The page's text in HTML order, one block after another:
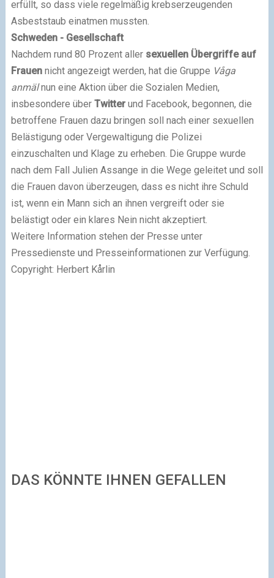
erfüllt, so dass viele regelmäßig krebserzeugenden
Asbeststaub einatmen mussten.
Schweden - Gesellschaft
Nachdem rund 80 Prozent aller sexuellen Übergriffe auf
Frauennicht angezeigt werden, hat die Gruppe Våga
anmälnun eine Aktion über die Sozialen Medien,
insbesondere über Twitterund Facebook, begonnen, die
betroffene Frauen dazu bringen soll nach einer sexuellen
Belästigung oder Vergewaltigung die Polizei
einzuschalten und Klage zu erheben. Die Gruppe wurde
nach dem Fall Julien Assange in die Wege geleitet und soll
die Frauen davon überzeugen, dass es nicht ihre Schuld
ist, wenn ein Mann sich an ihnen vergreift oder sie
belästigt oder ein klares Nein nicht akzeptiert.
Weitere Information stehen der Presse unter
Pressedienste und Presseinformationen zur Verfügung.
Copyright: Herbert Kårlin
DAS KÖNNTE IHNEN GEFALLEN